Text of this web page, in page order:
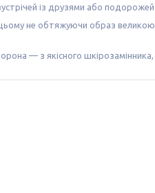
із друзями або подорожей.
цьому не обтяжуючи образ великою
— з якісного шкірозамінника,